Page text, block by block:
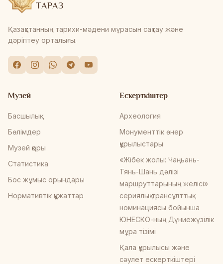
ТАРАЗ
Қазақстанның тарихи-мәдени мұрасын сақтау және
дәріптеу орталығы.
Музей
Басшылық
Бөлімдер
Музей қоры
Статистика
Бос жұмыс орындары
Нормативтік құжаттар
Ескерткіштер
Археология
Монументтік өнер
құрылыстары
«Жібек жолы: Чаңьань-
Тянь-Шань дәлізі
маршруттарының желісі»
сериялық трансұлттық
номинациясы бойынша
ЮНЕСКО-ның Дүниежүзілік
мұра тізімі
Қала құрылысы және
сәулет ескерткіштері